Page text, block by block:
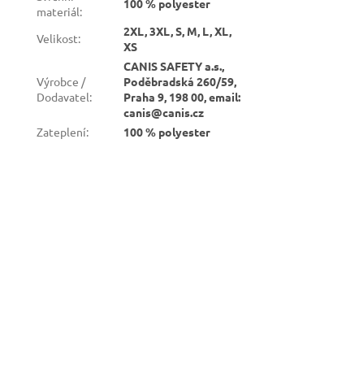
materiál:
100 % polyester
Velikost:
2XL, 3XL, S, M, L, XL,
XS
Výrobce /
Dodavatel:
CANIS SAFETY a.s.,
Poděbradská 260/59,
Praha 9, 198 00, email:
canis@canis.cz
Zateplení: 100 % polyester